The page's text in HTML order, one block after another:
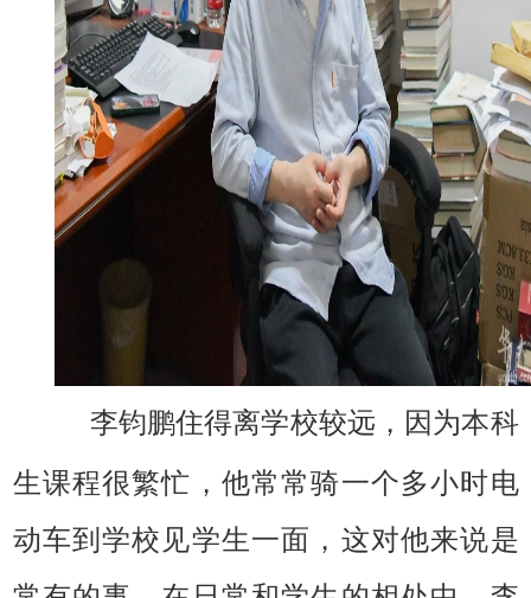
李钧鹏住得离学校较远，因为本科
生课程很繁忙，他常常骑一个多小时电
动车到学校见学生一面，这对他来说是